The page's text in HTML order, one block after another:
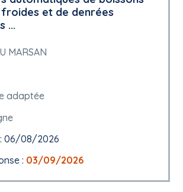
et de denrées
...
MARSAN
adaptée
: 06/08/2026
: 03/09/2026